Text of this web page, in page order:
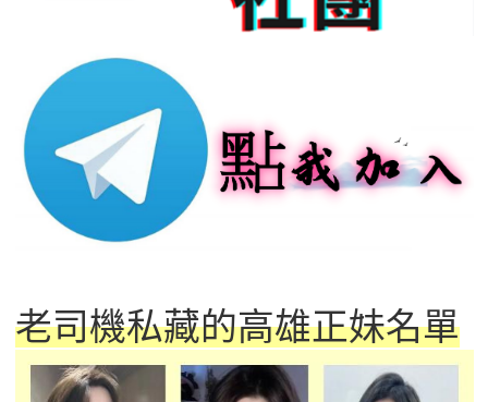
老司機私藏的高雄正妹名單